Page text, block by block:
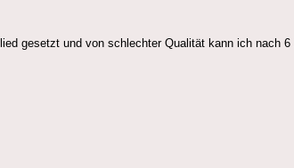
gesetzt und von schlechter Qualität kann ich nach 6